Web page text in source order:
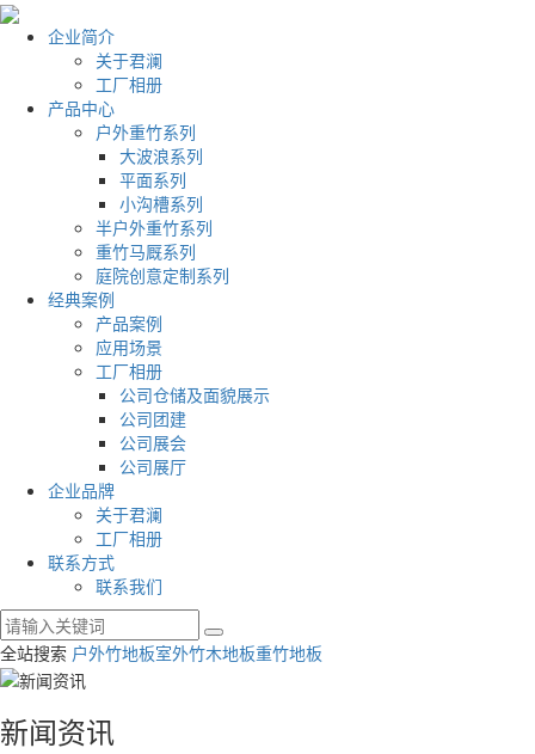
企业简介
关于君澜
工厂相册
产品中心
户外重竹系列
大波浪系列
平面系列
小沟槽系列
半户外重竹系列
重竹马厩系列
庭院创意定制系列
经典案例
产品案例
应用场景
工厂相册
公司仓储及面貌展示
公司团建
公司展会
公司展厅
企业品牌
关于君澜
工厂相册
联系方式
联系我们
全站搜索 户外竹地板室外竹木地板重竹地板
新闻资讯